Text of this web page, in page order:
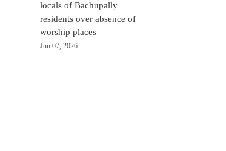
locals of Bachupally
residents over absence of
worship places
Jun 07, 2026